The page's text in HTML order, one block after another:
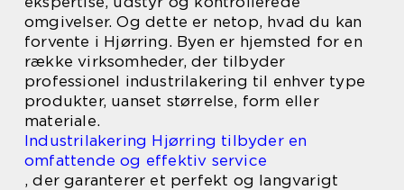
omgivelser. Og dette er netop, hvad du kan
forvente i Hjørring. Byen er hjemsted for en
række virksomheder, der tilbyder
professionel industrilakering til enhver type
produkter, uanset størrelse, form eller
materiale.
Industrilakering Hjørring tilbyder en
omfattende og effektiv service
, der garanterer et perfekt og langvarigt